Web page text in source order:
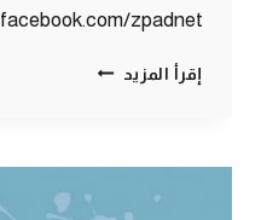
zpadnet
إقرأ المزيد ماين
جماعي
ههههه